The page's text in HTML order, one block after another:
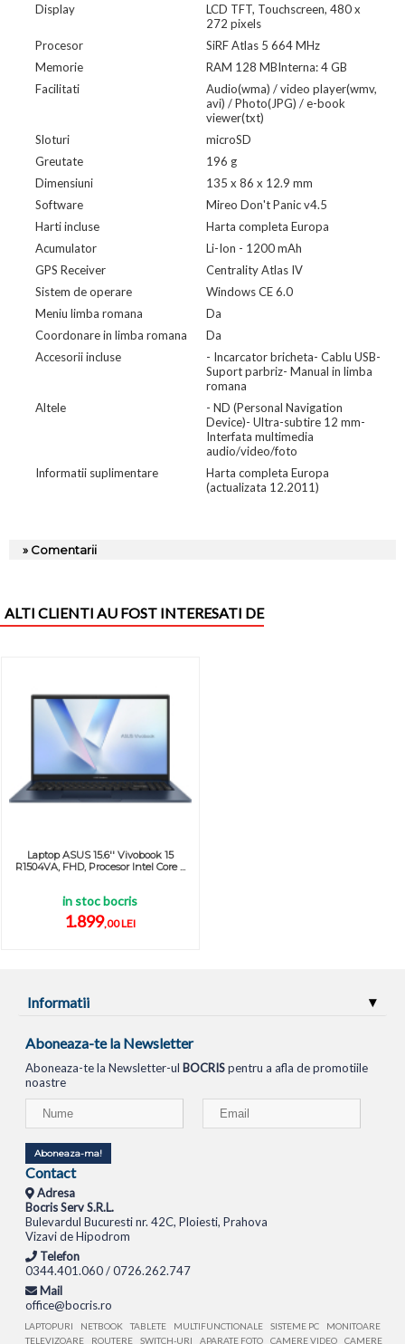
Display
LCD TFT, Touchscreen, 480 x
272 pixels
Procesor
SiRF Atlas 5 664 MHz
Memorie
RAM 128 MBInterna: 4 GB
Facilitati
Audio(wma) / video player(wmv,
avi) / Photo(JPG) / e-book
viewer(txt)
Sloturi
microSD
Greutate
196 g
Dimensiuni
135 x 86 x 12.9 mm
Software
Mireo Don't Panic v4.5
Harti incluse
Harta completa Europa
Acumulator
Li-Ion - 1200 mAh
GPS Receiver
Centrality Atlas IV
Sistem de operare
Windows CE 6.0
Meniu limba romana
Da
Coordonare in limba romana
Da
Accesorii incluse
- Incarcator bricheta- Cablu USB-
Suport parbriz- Manual in limba
romana
Altele
- ND (Personal Navigation
Device)- Ultra-subtire 12 mm-
Interfata multimedia
audio/video/foto
Informatii suplimentare
Harta completa Europa
(actualizata 12.2011)
» Comentarii
ALTI CLIENTI AU FOST INTERESATI DE
Laptop ASUS 15.6'' Vivobook 15
R1504VA, FHD, Procesor Intel Core ...
in stoc bocris
1.899,00 LEI
Informatii
Aboneaza-te la Newsletter
Aboneaza-te la Newsletter-ul BOCRISpentru a afla de promotiile
noastre
Aboneaza-ma!
Contact
Adresa
Bocris Serv S.R.L.
Bulevardul Bucuresti nr. 42C, Ploiesti, Prahova
Vizavi de Hipodrom
Telefon
0344.401.060 / 0726.262.747
Mail
office@bocris.ro
LAPTOPURI NETBOOK TABLETE MULTIFUNCTIONALE SISTEME PC
MONITOARE
TELEVIZOARE
ROUTERE SWITCH-URI APARATE FOTO CAMERE VIDEO CAMERE